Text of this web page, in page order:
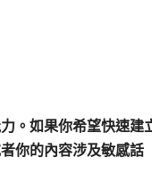
。如果你希望快速建
你的內容涉及敏感話